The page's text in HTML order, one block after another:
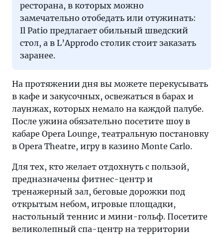
ресторана, в которых можно
замечательно отобедать или отужинать:
Il Patio предлагает обильный шведский
стол, а в L’Approdo столик стоит заказать
заранее.
На протяжении дня вы можете перекусывать
в кафе и закусочных, освежаться в барах и
лаунжах, которых немало на каждой палубе.
После ужина обязательно посетите шоу в
кабаре Opera Lounge, театральную постановку
в Opera Theatre, игру в казино Monte Carlo.
Для тех, кто желает отдохнуть с пользой,
предназначены фитнес-центр и
тренажерный зал, беговые дорожки под
открытым небом, игровые площадки,
настольный теннис и мини-гольф. Посетите
великолепный спа-центр на территории